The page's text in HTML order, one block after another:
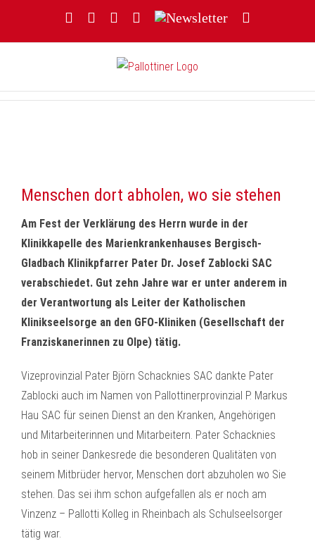
FacebookYouTubeInstagram
Threads
Newsletter
Menschen dort abholen, wo sie stehen
Am Fest der Verklärung des Herrn wurde in der
Klinikkapelle des Marienkrankenhauses Bergisch-
Gladbach Klinikpfarrer Pater Dr. Josef Zablocki SAC
verabschiedet. Gut zehn Jahre war er unter anderem in
der Verantwortung als Leiter der Katholischen
Klinikseelsorge an den GFO-Kliniken (Gesellschaft der
Franziskanerinnen zu Olpe) tätig.
Vizeprovinzial Pater Björn Schacknies SAC dankte Pater
Zablocki auch im Namen von Pallottinerprovinzial P. Markus
Hau SAC für seinen Dienst an den Kranken, Angehörigen
und Mitarbeiterinnen und Mitarbeitern. Pater Schacknies
hob in seiner Dankesrede die besonderen Qualitäten von
seinem Mitbrüder hervor, Menschen dort abzuholen wo Sie
stehen. Das sei ihm schon aufgefallen als er noch am
Vinzenz – Pallotti Kolleg in Rheinbach als Schulseelsorger
tätig war.